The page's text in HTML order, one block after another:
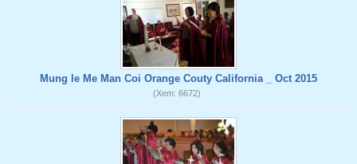
Mung le Me Man Coi Orange Couty California _ Oct 2015
(Xem: 6672)